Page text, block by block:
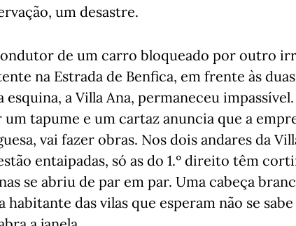
um desastre.
de um carro bloqueado por outro
na Estrada de Benfica, em frente às duas
a Villa Ana, permaneceu
um tapume e um cartaz anuncia que a
vai fazer obras. Nos dois andares da
entaipadas, só as do 1.º direito têm
se abriu de par em par. Uma cabeça
habitante das vilas que esperam não se